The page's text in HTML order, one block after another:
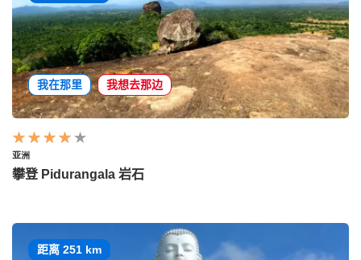
我在那里 我想去那边
亚洲
攀登 Pidurangala 岩石
距离 251 km